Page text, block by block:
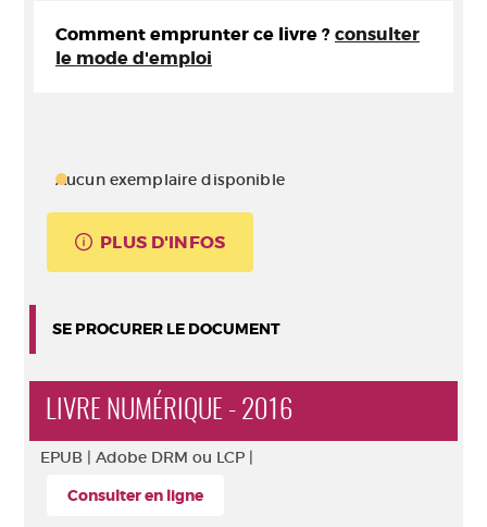
Comment emprunter ce livre ? consulter
le mode d'emploi
Aucun exemplaire disponible
PLUS D'INFOS
SE PROCURER LE DOCUMENT
LIVRE NUMÉRIQUE - 2016
EPUB | Adobe DRM ou LCP |
Consulter en ligne